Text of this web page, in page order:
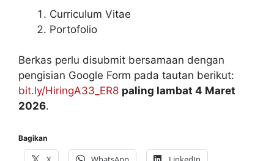
Curriculum Vitae
Portofolio
Berkas perlu disubmit bersamaan dengan
pengisian Google Form pada tautan berikut:
bit.ly/HiringA33_ER8 paling lambat 4 Maret
2026.
Bagikan